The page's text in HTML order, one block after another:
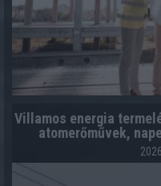
Villamos energia
atomerőművek,